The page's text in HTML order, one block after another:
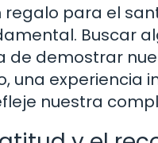
regalo para el
Buscar
de demostrar
una experiencia
nuestra